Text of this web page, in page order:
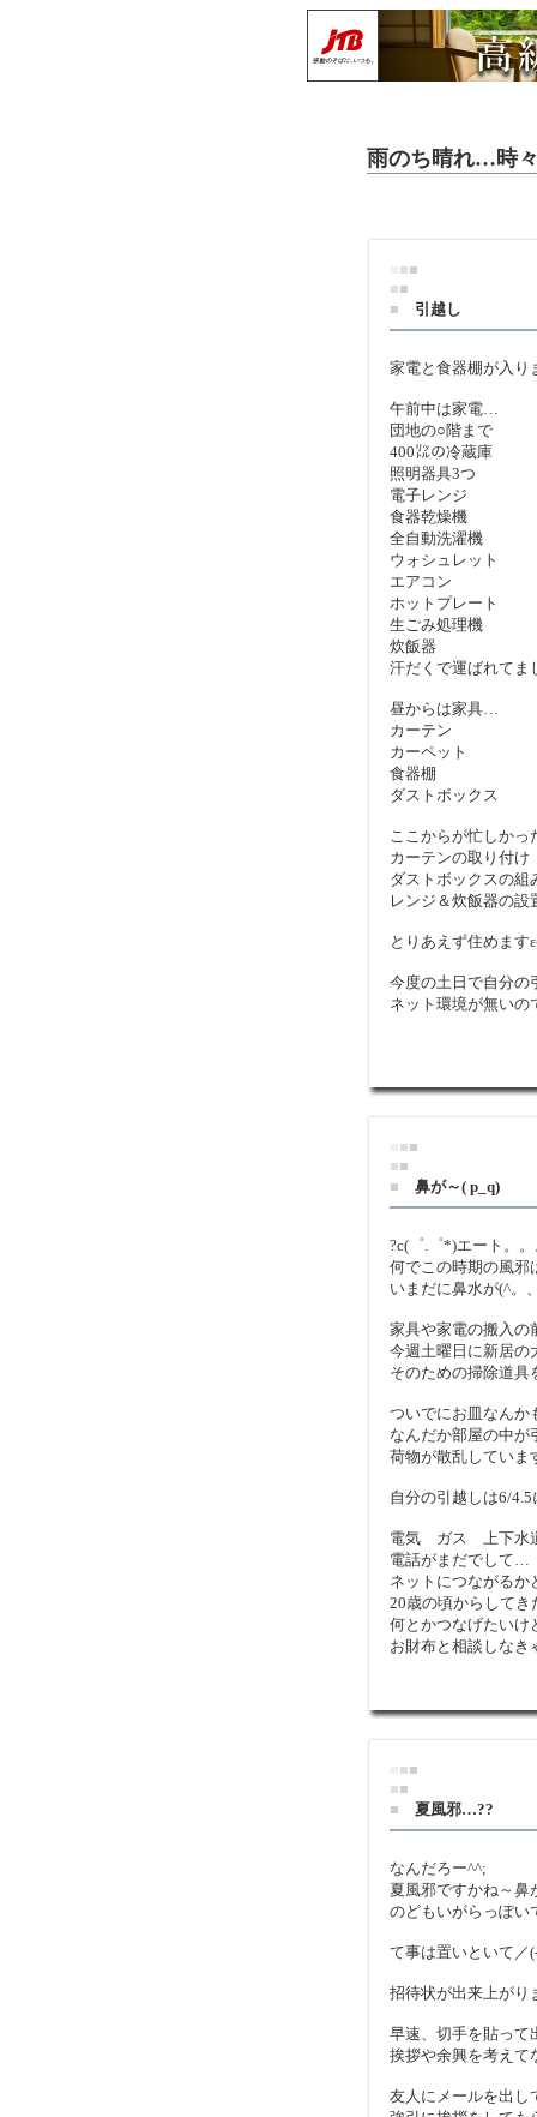
雨のち晴れ…時
■■
■■
■
引越し
家電と食器棚が入り
午前中は家電…
団地の○階まで
400㍑の冷蔵庫
照明器具3つ
電子レンジ
食器乾燥機
全自動洗濯機
ウォシュレット
エアコン
ホットプレート
生ごみ処理機
炊飯器
汗だくで運ばれてま
昼からは家具…
カーテン
カーペット
食器棚
ダストボックス
ここからが忙しか
カーテンの取り付け
ダストボックスの組
レンジ＆炊飯器の設
とりあえず住めます
今度の土日で自分の
ネット環境が無い
■■
■■
■
鼻が～( p_q)
?c(゜.゜*)エート。
何でこの時期の風邪
いまだに鼻水が(^。
家具や家電の搬入の
今週土曜日に新居の
そのための掃除道具
ついでにお皿なんか
なんだか部屋の中が
荷物が散乱していま
自分の引越しは6/
電気 ガス 上下水
電話がまだでして…
ネットにつながるか
20歳の頃からしてき
何とかつなげたいけ
お財布と相談しな
■■
■■
■
夏風邪…??
なんだろー^^;
夏風邪ですかね～鼻
のどもいがらっぽい
て事は置いといて
招待状が出来上が
早速、切手を貼って
挨拶や余興を考え
友人にメールを出し